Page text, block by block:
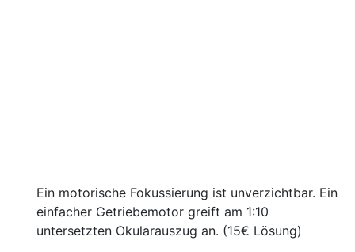
Ein motorische Fokussierung ist unverzichtbar. Ein
einfacher Getriebemotor greift am 1:10
untersetzten Okularauszug an. (15€ Lösung)